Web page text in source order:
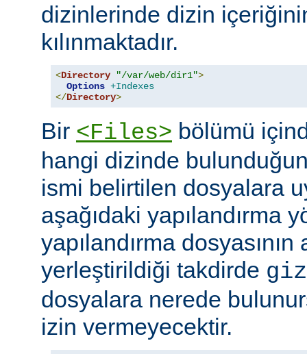
dizinlerinde dizin
kılınmaktadır.
<Directory "/var/web/dir1">
Options +Indexes
</Directory>
Bir <Files> bölümü
hangi dizinde
ismi belirtilen dosyalara
aşağıdaki yapılandırma
yapılandırma
yerleştirildiği takdirde
dosyalara nerede
izin vermeyecektir.